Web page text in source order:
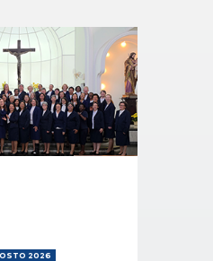
2026